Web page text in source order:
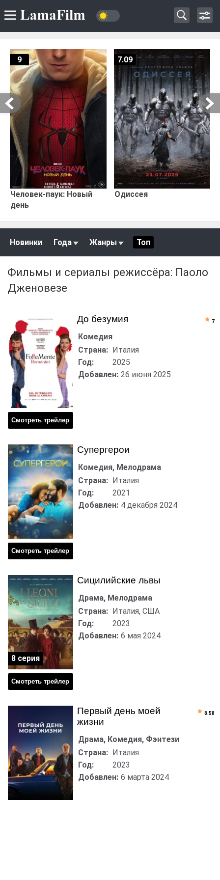
Человек-паук: Новый
день
9
Одиссея
7.09
Новинки Года Жанры Топ
Фильмы и сериалы режиссёра: Паоло
Дженовезе
До безумия
Смотреть трейлер
Комедия
Страна: Италия
Год:
2025
Добавлен: 26 июня 2025
7
Супергерои
Смотреть трейлер
Комедия, Мелодрама
Страна: Италия
Год:
2021
Добавлен: 4 декабря 2024
Сицилийские львы
Смотреть трейлер
Драма, Мелодрама
Страна: Италия, США
Год:
2023
Добавлен: 6 мая 2024
8 серия
Первый день моей
жизни
Драма, Комедия, Фэнтези
Страна: Италия
Год:
2023
Добавлен: 6 марта 2024
8.58